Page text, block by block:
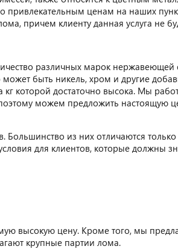
привлекательным ценам на наших
причем клиенту данная услуга не
различных марок нержавеющей
быть никель, хром и другие
которой достаточно высока. Мы
можем предложить настоящую
Большинство из них отличаются
для клиентов, которые должны
высокую цену. Кроме того, мы
крупные партии лома.